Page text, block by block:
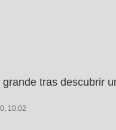
tras descubrir
10:02